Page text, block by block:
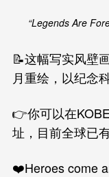
“Legends Are
📝这幅写实风壁
月重绘，以纪念
👉你可以在
址，目前全球已
❤️Heroes come